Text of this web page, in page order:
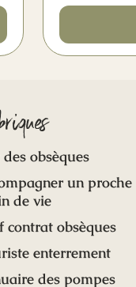
obsèques
un proche
de vie
contrat obsèques
enterrement
des pompes